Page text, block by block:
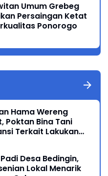
Umum Grebeg
Persaingan Ketat
Ponorogo
Hama Wereng
Poktan Bina Tani
Terkait Lakukan
Desa Bedingin,
Lokal Menarik